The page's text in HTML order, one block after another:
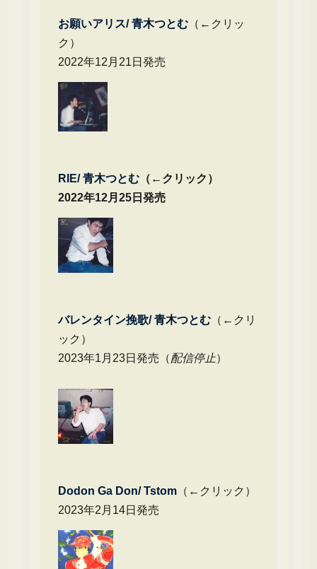
お願いアリス/ 青木つとむ（←クリッ
ク）
2022年12月21日発売
RIE/ 青木つとむ（←クリック）
2022年12月25日発売
バレンタイン挽歌/ 青木つとむ（←クリ
ック）
2023年1月23日発売（配信停止）
Dodon Ga Don/ Tstom（←クリック）
2023年2月14日発売